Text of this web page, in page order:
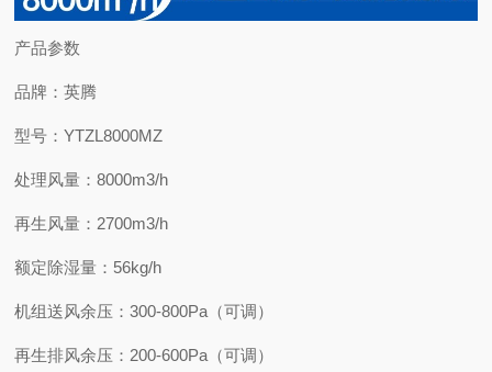
产品参数
品牌：英腾
型号：YTZL8000MZ
处理风量：8000m3/h
再生风量：2700m3/h
额定除湿量：56kg/h
机组送风余压：300-800Pa（可调）
再生排风余压：200-600Pa（可调）